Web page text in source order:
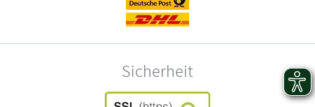
Sicherheit